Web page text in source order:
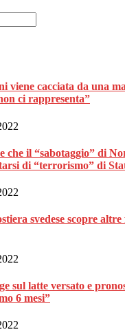
viene cacciata da una
ci rappresenta”
che il “sabotaggio” di
di “terrorismo” di
svedese scopre altre
sul latte versato e
6 mesi”